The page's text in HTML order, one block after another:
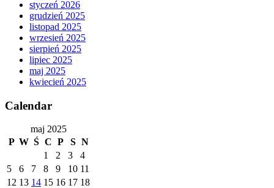
styczeń 2026
grudzień 2025
listopad 2025
wrzesień 2025
sierpień 2025
lipiec 2025
maj 2025
kwiecień 2025
Calendar
maj 2025
P W Ś C P S N
1
2 3
4
5
6 7 8 9 10 11
12 13 14 15 16 17 18